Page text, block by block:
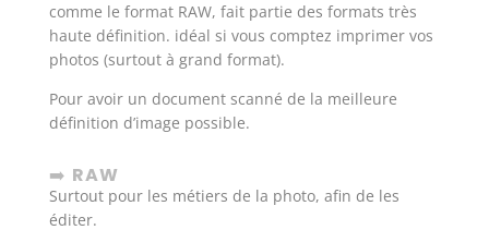
comme le format RAW, fait partie des formats très
haute définition. idéal si vous comptez imprimer vos
photos (surtout à grand format).
Pour avoir un document scanné de la meilleure
définition d’image possible.
➡️ RAW
Surtout pour les métiers de la photo, afin de les
éditer.